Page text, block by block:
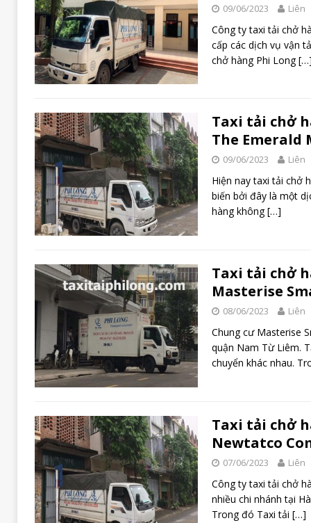
09/06/2023 Liên
Công ty taxi tải chở
cấp các dịch vụ vận
chở hàng Phi Long
Taxi tải chở
The Emerald
09/06/2023 Liên
Hiện nay taxi tải chở
biến bởi đây là một
hàng không[…]
Taxi tải chở
Masterise
08/06/2023 Liên
Chung cư Masterise
quận Nam Từ Liêm.
chuyển khác nhau.
Taxi tải chở
Newtatco
07/06/2023 Liên
Công ty taxi tải chở
nhiều chi nhánh tại
Trong đó Taxi tải […]